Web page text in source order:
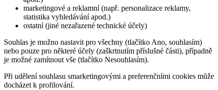
marketingové a reklamní (např. personalizace reklamy,
statistika vyhledávání apod.)
ostatní (jiné nezařazené technické účely)
Souhlas je možno nastavit pro všechny (tlačítko Ano, souhlasím)
nebo pouze pro některé účely (zaškrtnutím příslušné části), případně
je možné zamítnout vše (tlačítko Nesouhlasím).
Při udělení souhlasu smarketingovými a preferenčními cookies může
docházet k profilování.